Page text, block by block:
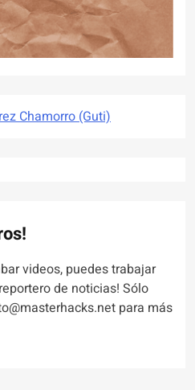
Chamorro (Guti)
videos, puedes trabajar
de noticias! Sólo
para más